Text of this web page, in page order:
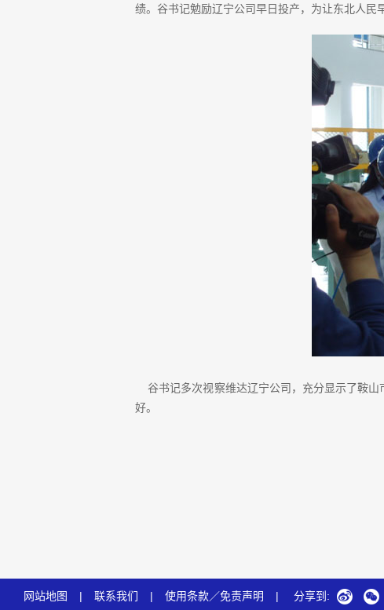
绩。谷书记勉励辽宁公司早日投产，为让东北人民
谷书记多次视察维达辽宁公司，充分显示了鞍山
好。
网站地图 | 联系我们 | 使用条款／免责声明 | 分享到: